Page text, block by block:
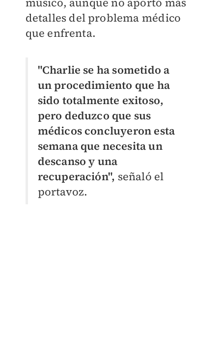
detalles del problema médico
que enfrenta.
"Charlie se ha sometido a
un procedimiento que ha
sido totalmente exitoso,
pero deduzco que sus
médicos concluyeron esta
semana que necesita un
descanso y una
recuperación", señaló el
portavoz.